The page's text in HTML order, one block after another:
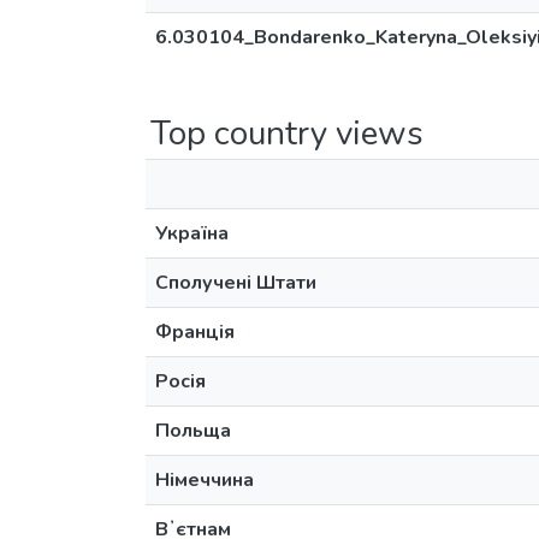
Top country views
Україна
Сполучені Штати
Франція
Росія
Польща
Німеччина
Вʼєтнам